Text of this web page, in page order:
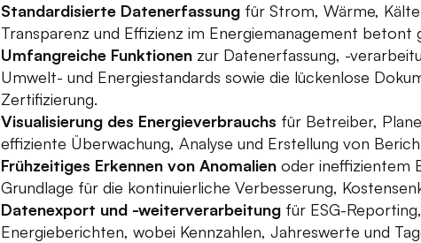
Standardisierte Datenerfassung für Strom, Wärme,
Transparenz und Effizienz im Energiemanagement betont
Umfangreiche Funktionen zur Datenerfassung, -
Umwelt- und Energiestandards sowie die lückenlose
Zertifizierung.
Visualisierung des Energieverbrauchs für Betreiber,
effiziente Überwachung, Analyse und Erstellung von
Frühzeitiges Erkennen von Anomalien oder ineffizientem
Grundlage für die kontinuierliche Verbesserung,
Datenexport und -weiterverarbeitung für ESG-
Energieberichten, wobei Kennzahlen, Jahreswerte und